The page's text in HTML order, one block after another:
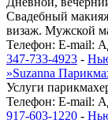
Свадебный
визаж. Мужской
Телефон: E-mail:
347-733-4923 -
»Suzanna
Услуги
Телефон: E-mail:
917-603-1220 -